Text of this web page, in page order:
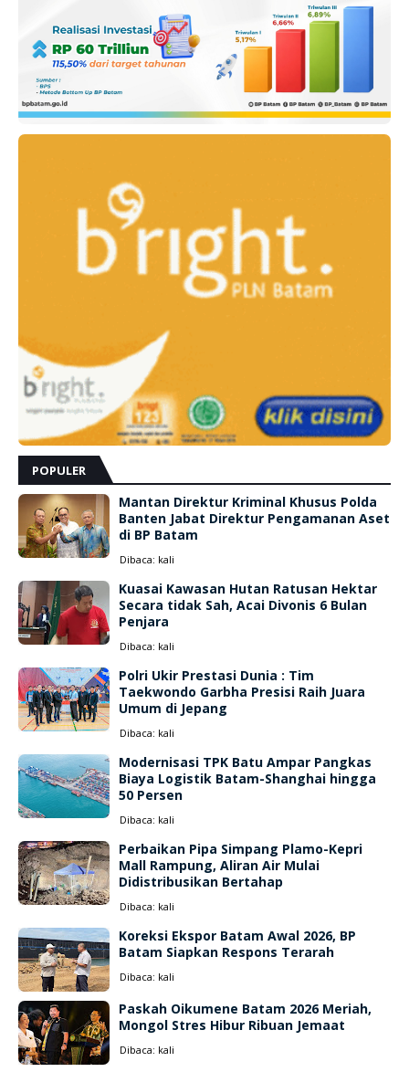
POPULER
Mantan Direktur Kriminal Khusus Polda
Banten Jabat Direktur Pengamanan Aset
di BP Batam
Dibaca: kali
Kuasai Kawasan Hutan Ratusan Hektar
Secara tidak Sah, Acai Divonis 6 Bulan
Penjara
Dibaca: kali
Polri Ukir Prestasi Dunia : Tim
Taekwondo Garbha Presisi Raih Juara
Umum di Jepang
Dibaca: kali
Modernisasi TPK Batu Ampar Pangkas
Biaya Logistik Batam-Shanghai hingga
50 Persen
Dibaca: kali
Perbaikan Pipa Simpang Plamo-Kepri
Mall Rampung, Aliran Air Mulai
Didistribusikan Bertahap
Dibaca: kali
Koreksi Ekspor Batam Awal 2026, BP
Batam Siapkan Respons Terarah
Dibaca: kali
Paskah Oikumene Batam 2026 Meriah,
Mongol Stres Hibur Ribuan Jemaat
Dibaca: kali